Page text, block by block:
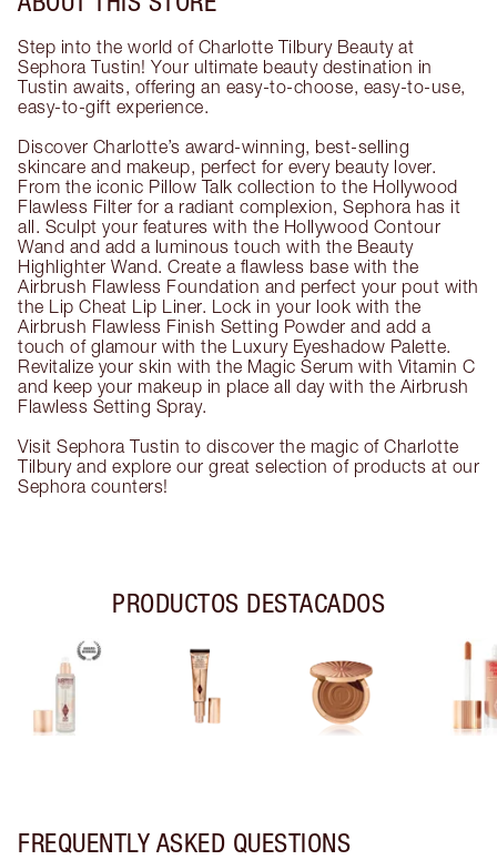
Step into the world of Charlotte Tilbury Beauty at
Sephora Tustin! Your ultimate beauty destination in
Tustin awaits, offering an easy-to-choose, easy-to-use,
easy-to-gift experience.
Discover Charlotte’s award-winning, best-selling
skincare and makeup, perfect for every beauty lover.
From the iconic Pillow Talk collection to the Hollywood
Flawless Filter for a radiant complexion, Sephora has it
all. Sculpt your features with the Hollywood Contour
Wand and add a luminous touch with the Beauty
Highlighter Wand. Create a flawless base with the
Airbrush Flawless Foundation and perfect your pout with
the Lip Cheat Lip Liner. Lock in your look with the
Airbrush Flawless Finish Setting Powder and add a
touch of glamour with the Luxury Eyeshadow Palette.
Revitalize your skin with the Magic Serum with Vitamin C
and keep your makeup in place all day with the Airbrush
Flawless Setting Spray.
Visit Sephora Tustin to discover the magic of Charlotte
Tilbury and explore our great selection of products at our
Sephora counters!
PRODUCTOS DESTACADOS
FREQUENTLY ASKED QUESTIONS